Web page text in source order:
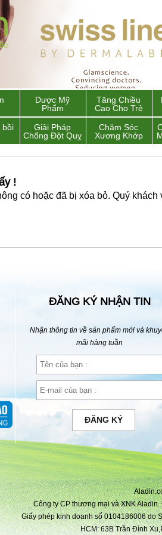
Dược Mỹ
Phẩm
Tăng Chiều
Cao Cho Trẻ
bồi
Giải Pháp
Chống Đột Quỵ
Chăm Sóc
Xương Khớp
!
có hoặc đã bị xóa bỏ. Quý
ĐĂNG KÝ NHẬN TIN
Nhận thông tin về sản phẩm mới và
mãi hàng tuần
ĐĂNG KÝ
Công ty CP thương mại và XNK
Giấy phép kinh doanh số 0104186006 do
HCM: 63B Trần Đình